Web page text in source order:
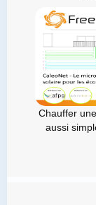
Chauffer
aussi